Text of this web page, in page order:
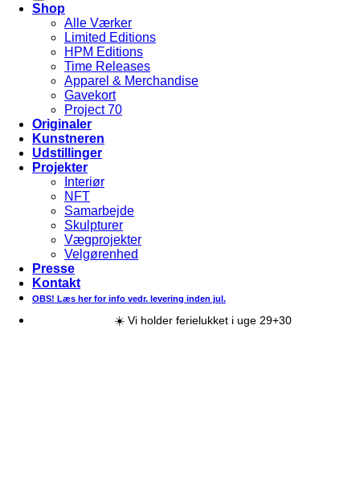
Shop
Alle Værker
Limited Editions
HPM Editions
Time Releases
Apparel & Merchandise
Gavekort
Project 70
Originaler
Kunstneren
Udstillinger
Projekter
Interiør
NFT
Samarbejde
Skulpturer
Vægprojekter
Velgørenhed
Presse
Kontakt
OBS! Læs her for info vedr. levering inden jul.
☀️ Vi holder ferielukket i uge 29+30